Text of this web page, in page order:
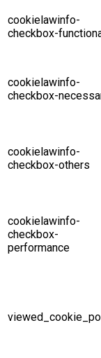
cookielawinfo-
checkbox-
cookielawinfo-
checkbox-
cookielawinfo-
checkbox-others
cookielawinfo-
checkbox-
performance